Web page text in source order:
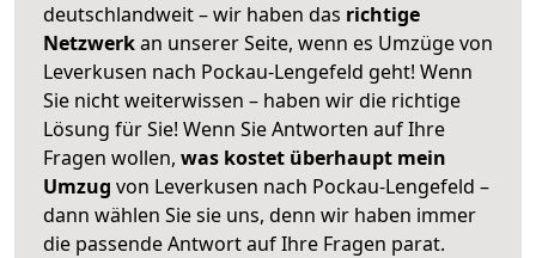
deutschlandweit – wir haben das richtige
Netzwerkan unserer Seite, wenn es Umzüge von
Leverkusen nach Pockau-Lengefeld geht! Wenn
Sie nicht weiterwissen – haben wir die richtige
Lösung für Sie! Wenn Sie Antworten auf Ihre
Fragen wollen, was kostet überhaupt mein
Umzug von Leverkusen nach Pockau-Lengefeld –
dann wählen Sie sie uns, denn wir haben immer
die passende Antwort auf Ihre Fragen parat.